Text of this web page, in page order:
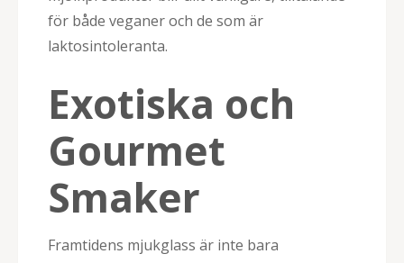
för både veganer och de som är
laktosintoleranta.
Exotiska och
Gourmet
Smaker
Framtidens mjukglass är inte bara